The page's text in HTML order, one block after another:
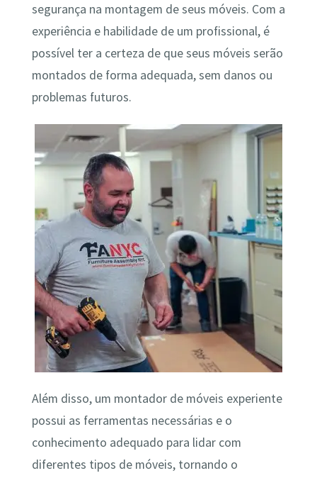
segurança na montagem de seus móveis. Com a
experiência e habilidade de um profissional, é
possível ter a certeza de que seus móveis serão
montados de forma adequada, sem danos ou
problemas futuros.
Além disso, um montador de móveis experiente
possui as ferramentas necessárias e o
conhecimento adequado para lidar com
diferentes tipos de móveis, tornando o